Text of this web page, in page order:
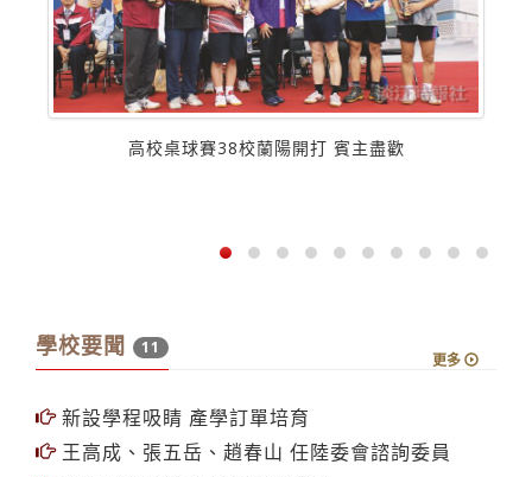
高校桌球賽38校蘭陽開打 賓主盡歡
學校要聞 11